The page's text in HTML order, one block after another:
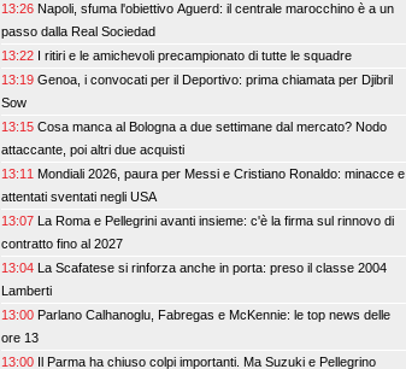
13:26 Napoli, sfuma l'obiettivo Aguerd: il centrale marocchino è a un
passo dalla Real Sociedad
13:22 I ritiri e le amichevoli precampionato di tutte le squadre
13:19 Genoa, i convocati per il Deportivo: prima chiamata per Djibril
Sow
13:15 Cosa manca al Bologna a due settimane dal mercato? Nodo
attaccante, poi altri due acquisti
13:11 Mondiali 2026, paura per Messi e Cristiano Ronaldo: minacce e
attentati sventati negli USA
13:07 La Roma e Pellegrini avanti insieme: c'è la firma sul rinnovo di
contratto fino al 2027
13:04 La Scafatese si rinforza anche in porta: preso il classe 2004
Lamberti
13:00 Parlano Calhanoglu, Fabregas e McKennie: le top news delle
ore 13
13:00 Il Parma ha chiuso colpi importanti. Ma Suzuki e Pellegrino